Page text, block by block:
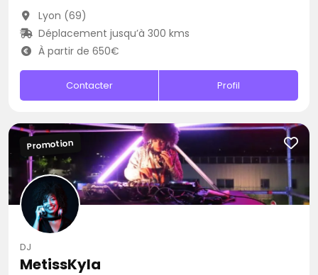
Lyon (69)
Déplacement jusqu’à 300 kms
À partir de 650€
Contacter Profil
Promotion
DJ
MetissKyla